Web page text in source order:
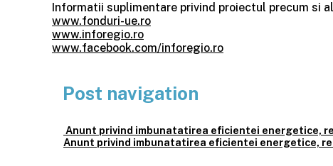
Informatii suplimentare privind proiectul precum si
www.fonduri-ue.ro
www.inforegio.ro
www.facebook.com/inforegio.ro
Post navigation
Anunt privind imbunatatirea eficientei energetice,
Anunt privind imbunatatirea eficientei energetice,